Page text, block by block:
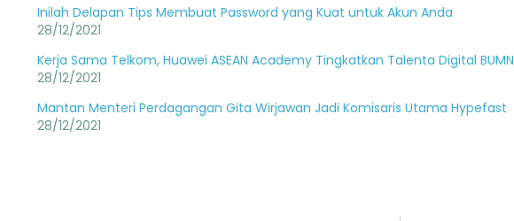
Inilah Delapan Tips Membuat Password yang Kuat untuk Akun Anda
28/12/2021
Kerja Sama Telkom, Huawei ASEAN Academy Tingkatkan Talenta Digital BUMN
28/12/2021
Mantan Menteri Perdagangan Gita Wirjawan Jadi Komisaris Utama Hypefast
28/12/2021